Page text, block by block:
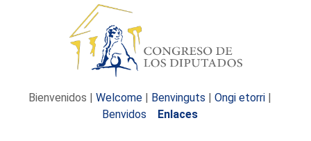
Bienvenidos | Welcome | Benvinguts | Ongi etorri |
Benvidos
Enlaces